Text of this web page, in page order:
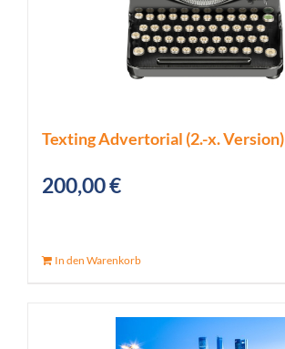
Texting Advertorial (2.-x. Version)
200,00€
In den Warenkorb